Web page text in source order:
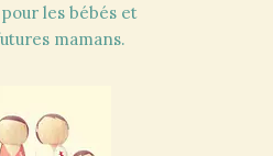
les bébés et
mamans.